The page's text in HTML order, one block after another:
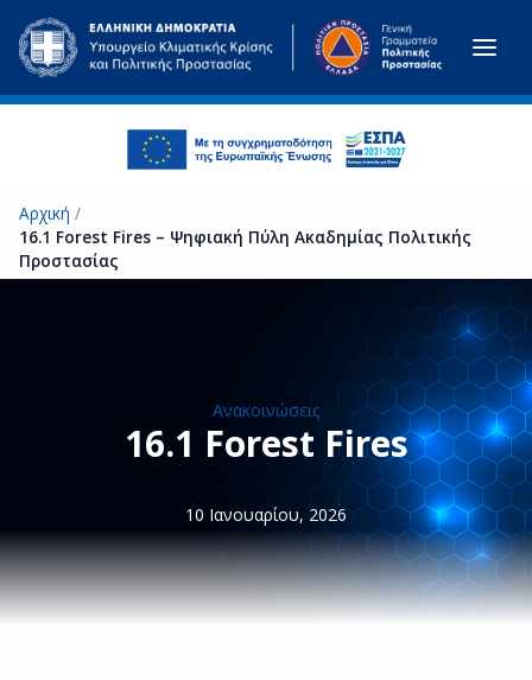
Μετάβαση στο κύριο περιεχόμενο
Αρχική /
16.1 Forest Fires – Ψηφιακή Πύλη Ακαδημίας Πολιτικής
Προστασίας
Ανακοινώσεις
16.1 Forest Fires
10 Ιανουαρίου, 2026